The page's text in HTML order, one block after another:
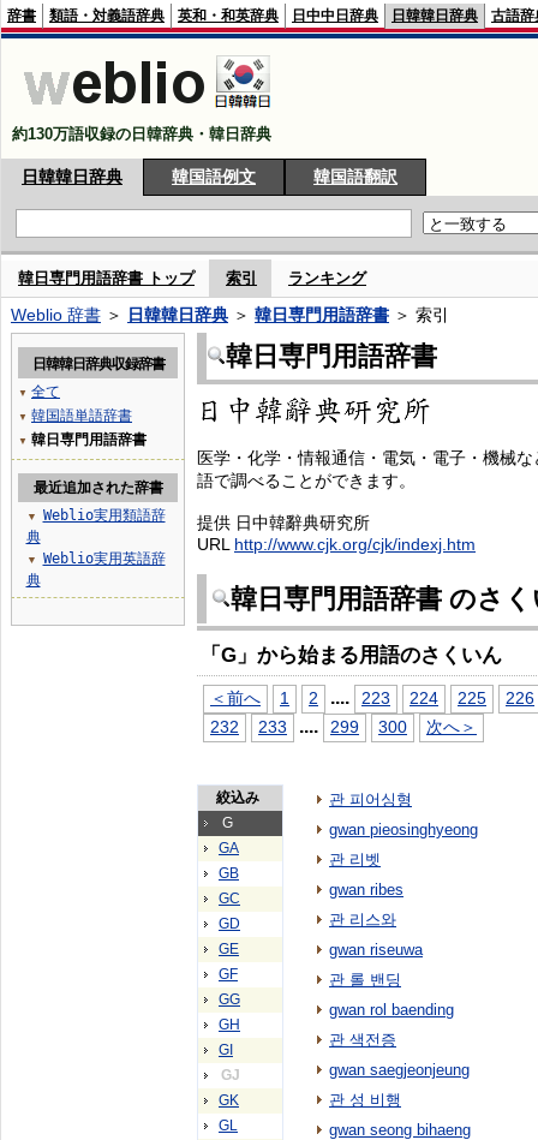
辞書 類語・対義語辞典 英和・和英辞典 日中中日辞典 日韓韓日辞典 古語辞
約130万語収録の日韓辞典・韓日辞典
日韓韓日辞典 韓国語例文 韓国語翻訳
韓日専門用語辞書 トップ 索引 ランキング
Weblio 辞書 ＞ 日韓韓日辞典 ＞ 韓日専門用語辞書 ＞ 索引
韓日専門用語辞書
医学・化学・情報通信・電気・電子・機械
語で調べることができます。
提供 日中韓辭典研究所
URL http://www.cjk.org/cjk/indexj.htm
韓日専門用語辞書 のさ
「G」から始まる用語のさくいん
＜前へ 1 2 .... 223 224 225
226
232
233 .... 299 300 次へ＞
絞込み
G
GA
GB
GC
GD
GE
GF
GG
GH
GI
GJ
GK
GL
관 피어싱형
gwan pieosinghyeong
관 리벳
gwan ribes
관 리스와
gwan riseuwa
관 롤 밴딩
gwan rol baending
관 색전증
gwan saegjeonjeung
관 성 비행
gwan seong bihaeng
日韓韓日辞典収録辞書
▼ 全て
▼ 韓国語単語辞書
▼ 韓日専門用語辞書
最近追加された辞書
▼
Weblio実用類語辞
典
▼
Weblio実用英語辞
典